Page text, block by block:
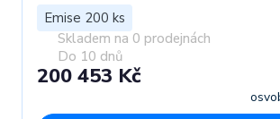
Emise 200 ks
Skladem na 0 prodejnách
Do 10 dnů
200 453 Kč